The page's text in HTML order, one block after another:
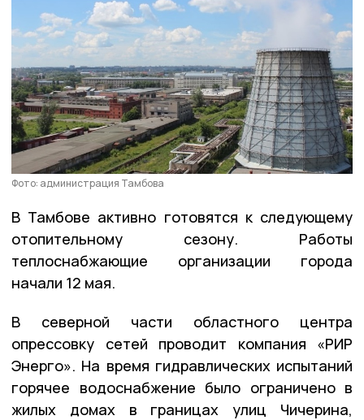
Фото: администрация Тамбова
В Тамбове активно готовятся к следующему
отопительному сезону. Работы
теплоснабжающие организации города
начали 12 мая.
В северной части областного центра
опрессовку сетей проводит компания «РИР
Энерго». На время гидравлических испытаний
горячее водоснабжение было ограничено в
жилых домах в границах улиц Чичерина,